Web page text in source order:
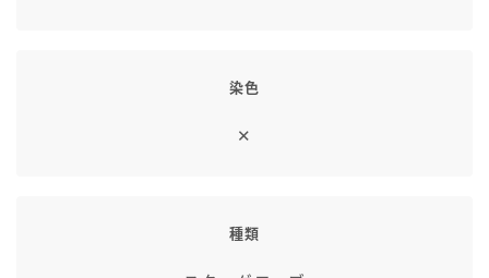
染色
✕
種類